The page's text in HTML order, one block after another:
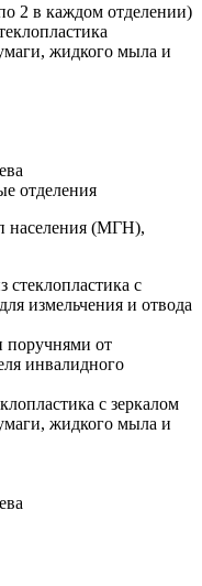
2 в каждом отделении)
жидкого мыла и
отделения
населения (МГН),
с
измельчения и отвода
от
инвалидного
с зеркалом
жидкого мыла и